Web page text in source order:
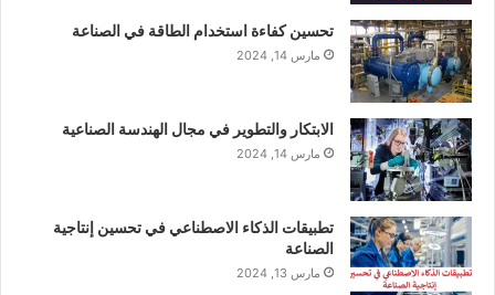
تحسين كفاءة استخدام الطاقة في الصناعة
مارس 14, 2024
الابتكار والتطوير في مجال الهندسة الصناعية
مارس 14, 2024
تطبيقات الذكاء الاصطناعي في تحسين إنتاجية
الصناعة
مارس 13, 2024